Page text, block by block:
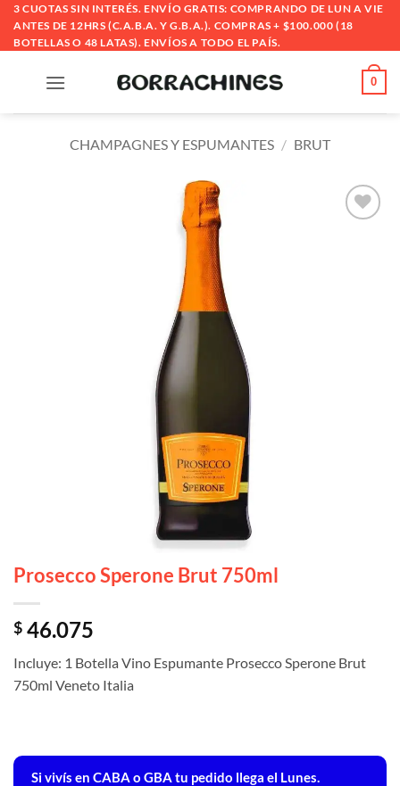
Saltar
contenido
3 CUOTAS SIN INTERÉS. ENVÍO GRATIS: COMPRANDO DE LUN A VIE
ANTES DE 12HRS (C.A.B.A. Y G.B.A.). COMPRAS + $100.000 (18
BOTELLAS O 48 LATAS). ENVÍOS A TODO EL PAÍS.
0
CHAMPAGNES Y ESPUMANTES / BRUT
Prosecco Sperone Brut 750ml
$ 46.075
Incluye: 1 Botella Vino Espumante Prosecco Sperone Brut
750ml Veneto Italia
Si vivís en CABA o GBA tu pedido llega el Lunes.